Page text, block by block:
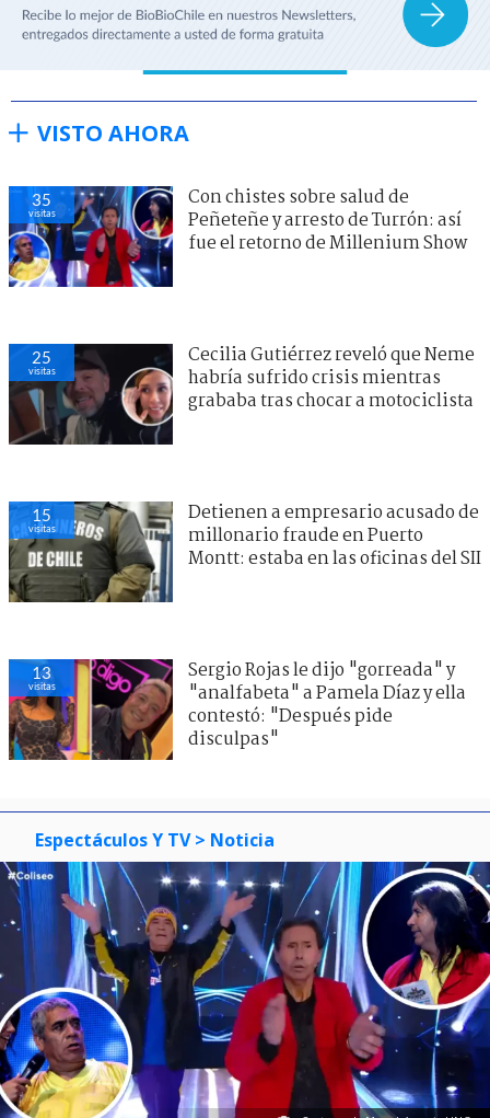
VISTO AHORA
35
visitas
Con chistes sobre salud de
Peñeteñe y arresto de Turrón: así
fue el retorno de Millenium Show
25
visitas
Cecilia Gutiérrez reveló que Neme
habría sufrido crisis mientras
grababa tras chocar a motociclista
15
visitas
Detienen a empresario acusado de
millonario fraude en Puerto
Montt: estaba en las oficinas del SII
13
visitas
Sergio Rojas le dijo "gorreada" y
"analfabeta" a Pamela Díaz y ella
contestó: "Después pide
disculpas"
Espectáculos Y TV > Noticia